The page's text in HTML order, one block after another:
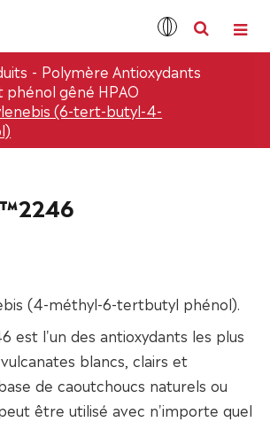
Polymère Antioxydants
phénol gêné HPAO
(6-tert-butyl-4-
(4-méthyl-6-tertbutyl phénol).
est l'un des antioxydants les plus
blancs, clairs et
de caoutchoucs naturels ou
être utilisé avec n'importe quel